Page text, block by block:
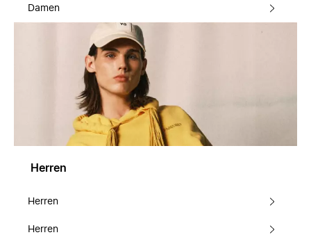
Damen
Herren
Herren
Herren